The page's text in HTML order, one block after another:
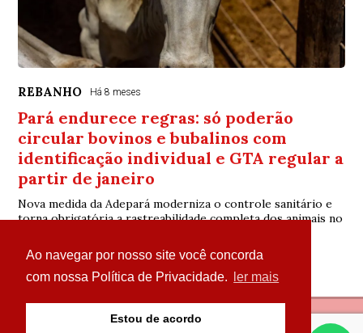
Ao navegar por nosso site você concorda
com nossa Política de Privacidade.
ler mais
Estou de acordo
REBANHO Há 8 meses
Pará endurece regras: só poderão
circular bovinos e bubalinos com
identificação individual e GTA regular a
partir de janeiro
Nova medida da Adepará moderniza o controle sanitário e
torna obrigatória a rastreabilidade completa dos animais no